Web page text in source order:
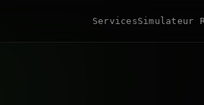
ServicesSimulateur